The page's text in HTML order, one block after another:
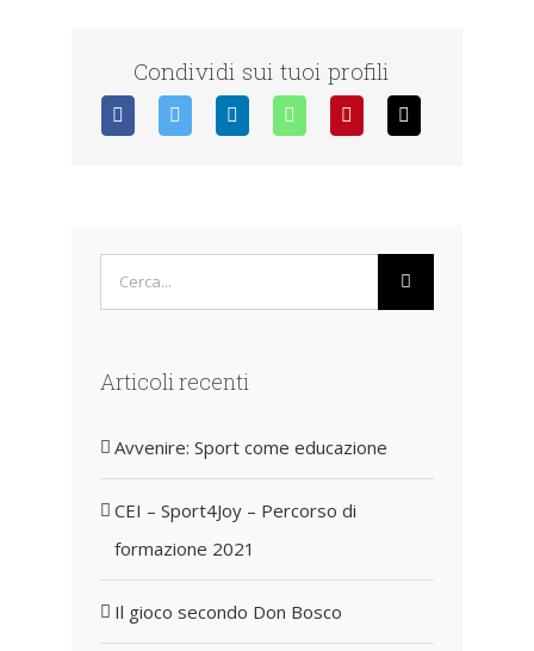
Condividi sui tuoi profili
Cerca
per:
Articoli recenti
Avvenire: Sport come educazione
CEI – Sport4Joy – Percorso di
formazione 2021
Il gioco secondo Don Bosco